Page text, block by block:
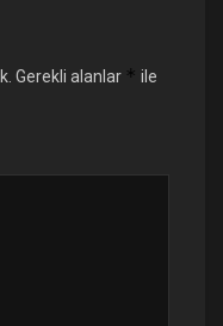
Gerekli alanlar * ile